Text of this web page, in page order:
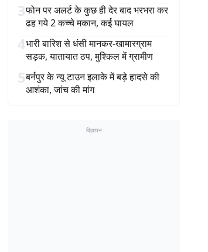
3फोन पर अलर्ट के कुछ ही देर बाद भरभरा कर
ढह गये 2 कच्चे मकान, कई घायल
4भारी बारिश से धंसी मानकर-खामारग्राम
सड़क, यातायात ठप, मुश्किल में ग्रामीण
5बर्नपुर के न्यू टाउन इलाके में बड़े हादसे की
आशंका, जांच की मांग
विज्ञापन